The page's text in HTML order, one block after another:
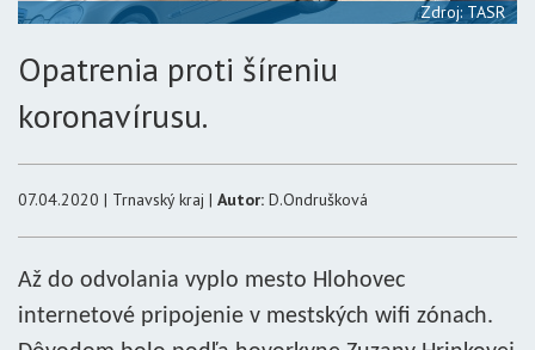
Zdroj: TASR
Opatrenia proti šíreniu
koronavírusu.
07.04.2020 | Trnavský kraj | Autor: D.Ondrušková
Až do odvolania vyplo mesto Hlohovec
internetové pripojenie v mestských wifi zónach.